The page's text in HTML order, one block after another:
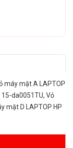
máy mặt A LAPTOP
15-da0051TU, Vỏ
mặt D LAPTOP HP